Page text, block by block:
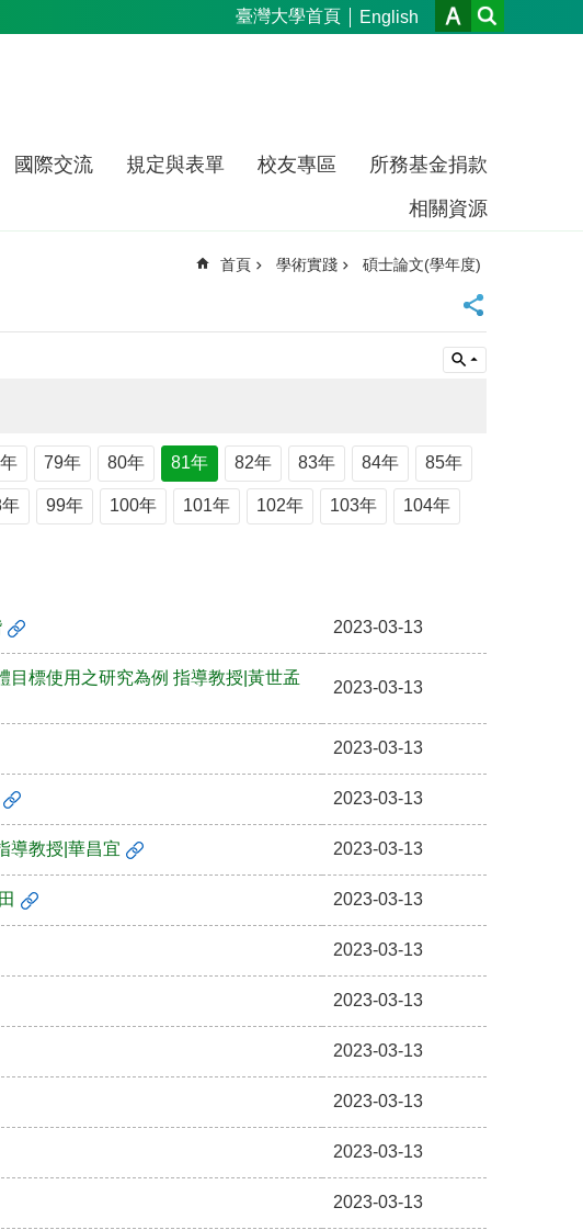
臺灣大學首頁 English
國際交流 規定與表單 校友專區
所務基金捐款
相關資源
首頁 學術實踐 碩士論文(學年度)
79年 80年 81年 82年 83年 84年 85年
99年 100年 101年 102年 103年 104年
2023-03-13
目標使用之研究為例 指導教授|黃世孟
2023-03-13
2023-03-13
2023-03-13
導教授|華昌宜 2023-03-13
2023-03-13
2023-03-13
2023-03-13
2023-03-13
2023-03-13
2023-03-13
2023-03-13